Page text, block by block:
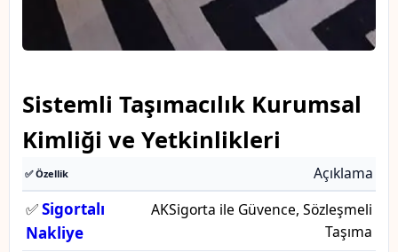
Sistemli Taşımacılık Kurumsal
Kimliği ve Yetkinlikleri
✅ Özellik Açıklama
✅Sigortalı
Nakliye
AKSigorta ile Güvence, Sözleşmeli
Taşıma